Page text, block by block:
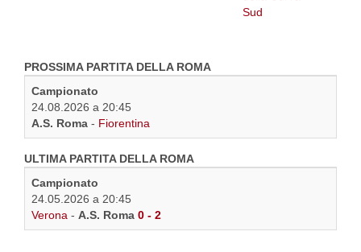
PROSSIMA PARTITA DELLA ROMA
Campionato
24.08.2026 a 20:45
A.S. Roma - Fiorentina
ULTIMA PARTITA DELLA ROMA
Campionato
24.05.2026 a 20:45
Verona - A.S. Roma 0 - 2